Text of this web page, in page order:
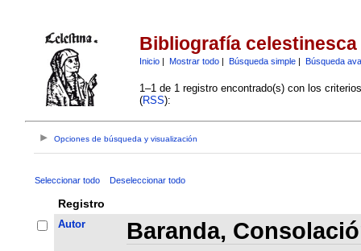
Bibliografía celestinesca
Inicio| Mostrar todo| Búsqueda simple| Búsqueda
1–1 de 1 registro encontrado(s) con los
(RSS):
Opciones de búsqueda y visualización
Seleccionar todo Deseleccionar todo
Registro
Autor Baranda,